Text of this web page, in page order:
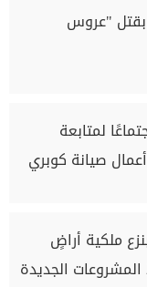
بقتل "عروس
لمتابعة
صيانة كوبري
ملكية أراضٍ
المشروعات الجديدة